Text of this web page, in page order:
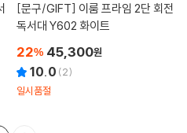
[문구/GIFT]
독서대 Y602 화이트
22% 45,300원
10.0 (2)
일시품절